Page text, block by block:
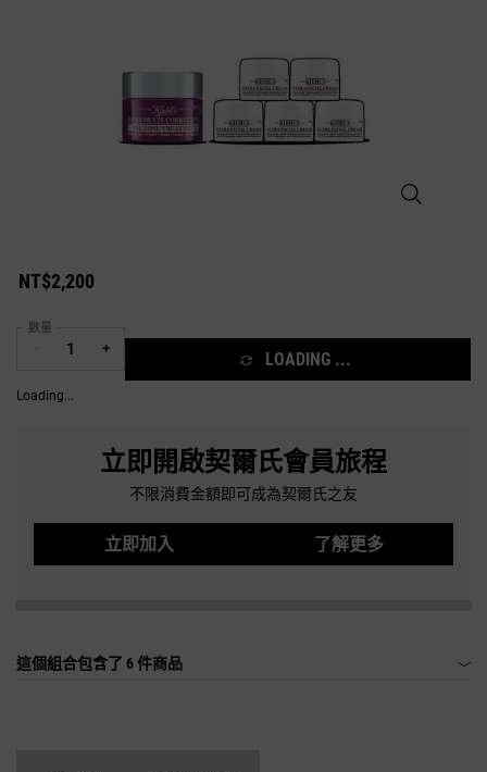
超級眼霜
NT$2,200
數量
+ LOADING ...
Loading...
立即開啟契爾氏會員旅程
不限消費金額即可成為契爾氏之友
立即加入 了解更多
這個組合包含了 6 件商品